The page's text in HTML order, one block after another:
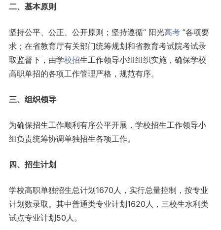
二、基本原则
坚持公平、公正、公开原则；坚持遵循“ 阳光高考”各项要
求；在省教育厅有关部门统筹规划和省教育考试院考试录
取监督下，由学校招生工作领导小组组织实施，确保学校
高职单招的各项工作管理严格，规范有序。
三、组织领导
为确保招生工作顺利有序公平开展，学校招生工作领导小
组负责统筹协调单独招生各项工作。
四、招生计划
学校高职单独招生总计划1670人，实行总量控制，按专业
计划数录取。其中普通类专业计划1620人，三校生水利类
试点专业计划50人。